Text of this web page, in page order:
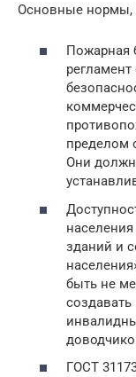
Основные нормы,
Пожарная
пределом
Они
зданий и
быть не
ГОСТ